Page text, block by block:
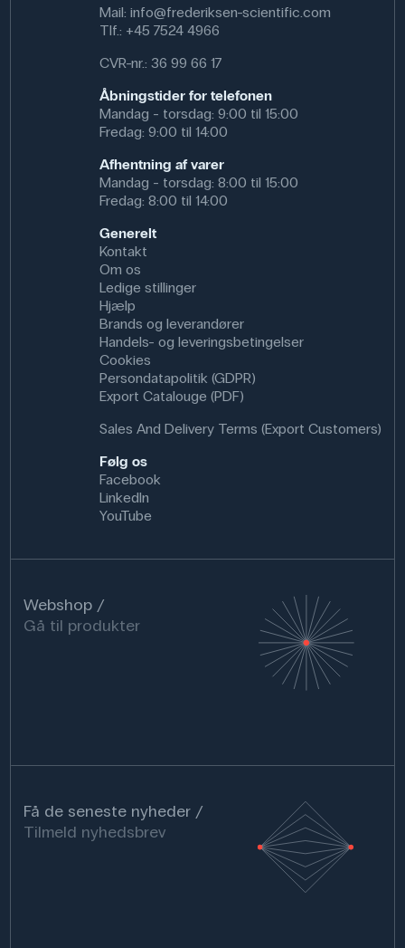
Mail: info@frederiksen-scientific.com
Tlf.: +45 7524 4966
CVR-nr.: 36 99 66 17
Åbningstider for telefonen
Mandag - torsdag: 9:00 til 15:00
Fredag: 9:00 til 14:00
Afhentning af varer
Mandag - torsdag: 8:00 til 15:00
Fredag: 8:00 til 14:00
Generelt
Kontakt
Om os
Ledige stillinger
Hjælp
Brands og leverandører
Handels- og leveringsbetingelser
Cookies
Persondatapolitik (GDPR)
Export Catalouge (PDF)
Sales And Delivery Terms (Export Customers)
Følg os
Facebook
LinkedIn
YouTube
Webshop
Gå til produkter
Få de seneste nyheder
Tilmeld nyhedsbrev